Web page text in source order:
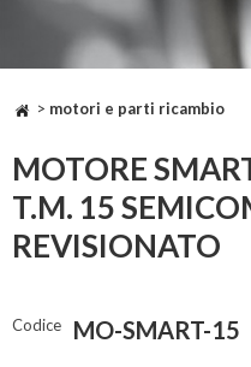
> motori e parti ricambio
MOTORE
T.M. 15
REVISIONATO
Codice MO-SMART-15